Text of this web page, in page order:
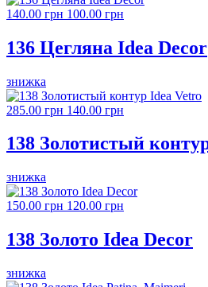
140.00 грн 100.00 грн
136 Цегляна Idea Decor
знижка
285.00 грн 140.00 грн
138 Золотистый
знижка
150.00 грн 120.00 грн
138 Золото Idea Decor
знижка